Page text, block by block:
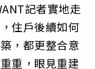
記者實地走
住戶後續如何
，都更整合意
重，眼見重建